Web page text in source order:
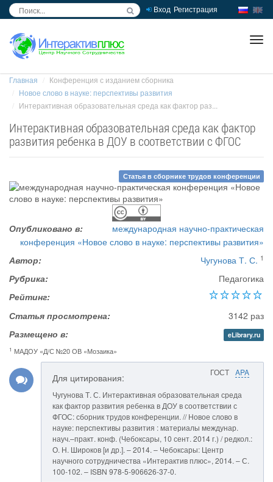
Вход Регистрация
Главная
Конференция с изданием сборника
Новое слово в науке: перспективы развития
Интерактивная образовательная среда как фактор раз...
Интерактивная образовательная среда как фактор
развития ребенка в ДОУ в соответствии с ФГОС
Статья в сборнике трудов конференции
Опубликовано в:
международная научно-практическая
конференция «Новое слово в науке: перспективы развития»
Автор:
Чугунова Т. С. 1
Рубрика:
Педагогика
Рейтинг:
Статья просмотрена:
3142 раз
Размещено в:
eLibrary.ru
1 МАДОУ «Д/С №20 ОВ «Мозаика»
ГОСТ APA
Для цитирования:
Чугунова Т. С. Интерактивная образовательная среда
как фактор развития ребенка в ДОУ в соответствии с
ФГОС: сборник трудов конференции. // Новое слово в
науке: перспективы развития : материалы междунар.
науч.–практ. конф. (Чебоксары, 10 сент. 2014 г.) / редкол.:
О. Н. Широков [и др.]. – 2014. – Чебоксары: Центр
научного сотрудничества «Интерактив плюс», 2014. – С.
100-102. – ISBN 978-5-906626-37-0.